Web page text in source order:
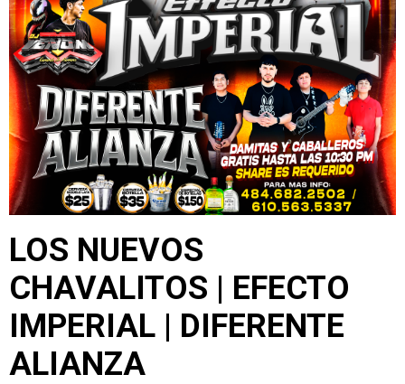
LOS NUEVOS
CHAVALITOS | EFECTO
IMPERIAL | DIFERENTE
ALIANZA